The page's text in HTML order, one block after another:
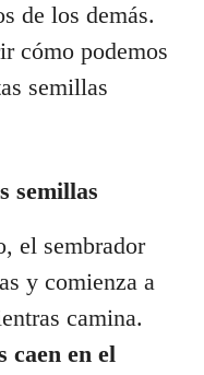
de los demás.
cómo podemos
semillas
semillas
el sembrador
y comienza a
camina.
caen en el